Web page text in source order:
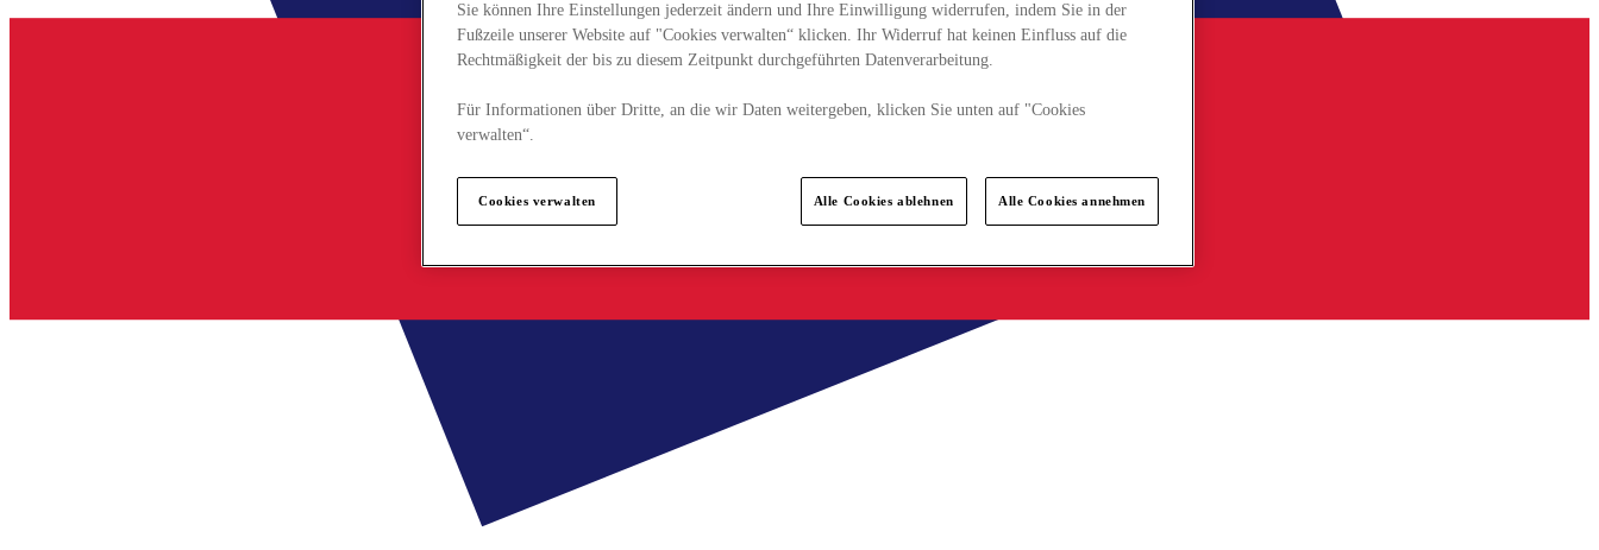
Sie können Ihre Einstellungen jederzeit ändern und Ihre Einwilligung widerrufen, indem Sie in der
Fußzeile unserer Website auf "Cookies verwalten“ klicken. Ihr Widerruf hat keinen Einfluss auf die
Rechtmäßigkeit der bis zu diesem Zeitpunkt durchgeführten Datenverarbeitung.
Für Informationen über Dritte, an die wir Daten weitergeben, klicken Sie unten auf "Cookies
verwalten“.
Cookies verwalten Alle Cookies ablehnen Alle Cookies annehmen